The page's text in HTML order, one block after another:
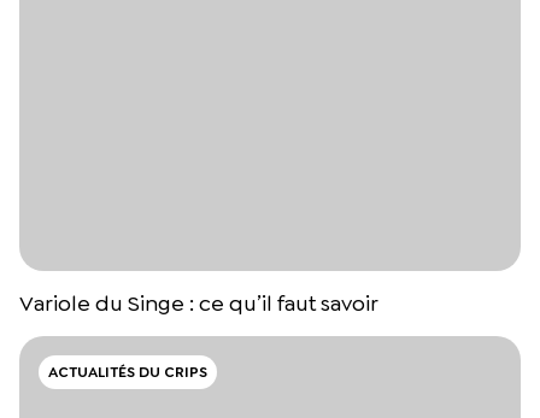
Variole du Singe : ce qu’il faut savoir
ACTUALITÉS DU CRIPS